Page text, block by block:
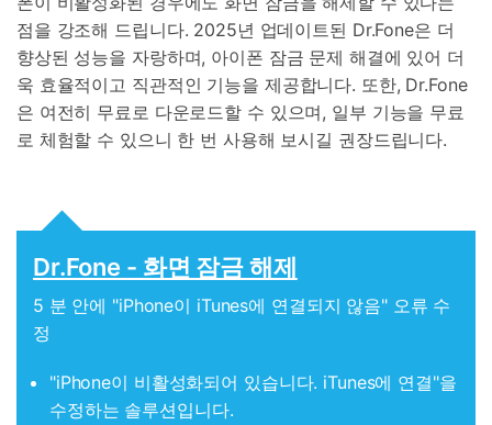
점을 강조해 드립니다. 2025년 업데이트된 Dr.Fone은 더
향상된 성능을 자랑하며, 아이폰 잠금 문제 해결에 있어 더
욱 효율적이고 직관적인 기능을 제공합니다. 또한, Dr.Fone
은 여전히 무료로 다운로드할 수 있으며, 일부 기능을 무료
로 체험할 수 있으니 한 번 사용해 보시길 권장드립니다.
Dr.Fone - 화면 잠금 해제
5 분 안에 "iPhone이 iTunes에 연결되지 않음" 오류 수
정
"iPhone이 비활성화되어 있습니다. iTunes에 연결"을
수정하는 솔루션입니다.